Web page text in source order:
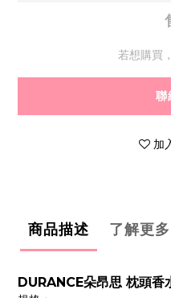
若想購買
聯
加
商品描述 了解更多
DURANCE朵昂思 枕頭香